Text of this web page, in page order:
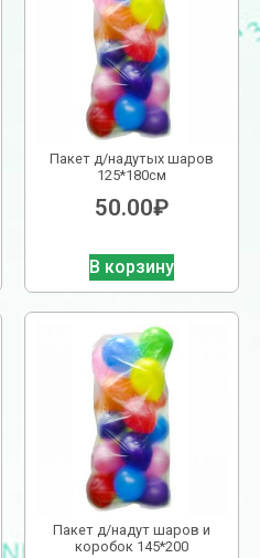
Пакет д/надутых шаров
125*180см
50.00₽
В корзину
Пакет д/надут шаров и
коробок 145*200